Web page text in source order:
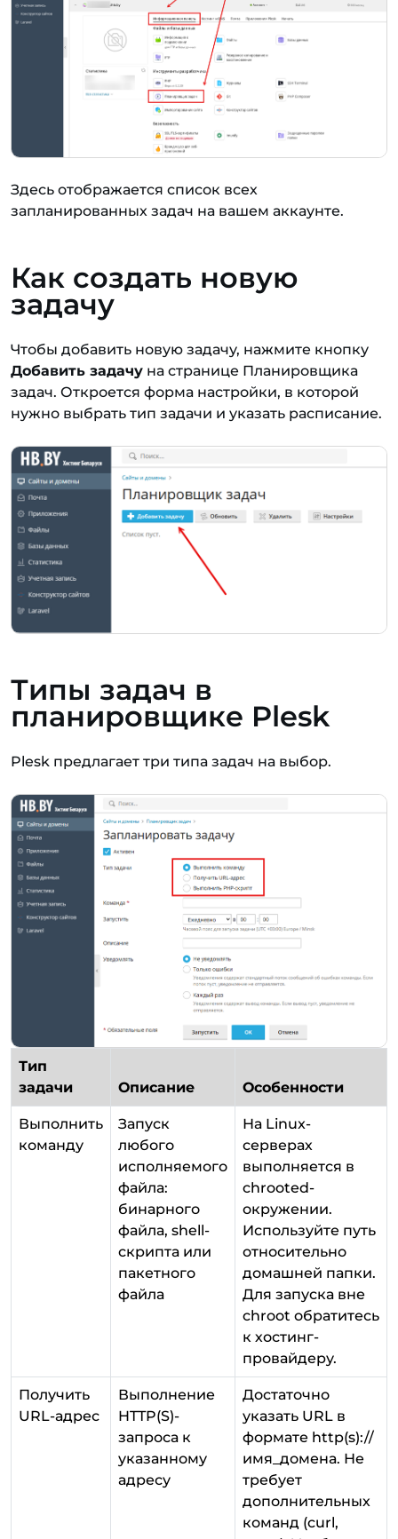
Здесь отображается список всех
запланированных задач на вашем аккаунте.
Как создать новую
задачу
Чтобы добавить новую задачу, нажмите кнопку
Добавить задачу на странице Планировщика
задач. Откроется форма настройки, в которой
нужно выбрать тип задачи и указать расписание.
Типы задач в
планировщике Plesk
Plesk предлагает три типа задач на выбор.
Тип
задачи
Описание Особенности
Выполнить
команду
Запуск
любого
исполняемого
файла:
бинарного
файла, shell-
скрипта или
пакетного
файла
На Linux-
серверах
выполняется в
chrooted-
окружении.
Используйте путь
относительно
домашней папки.
Для запуска вне
chroot обратитесь
к хостинг-
провайдеру.
Получить
URL-адрес
Выполнение
HTTP(S)-
запроса к
указанному
адресу
Достаточно
указать URL в
формате http(s)://
имя_домена. Не
требует
дополнительных
команд (curl,